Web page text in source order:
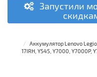
Запустили
Аккумулятор Lenovo
17IRH, Y545, Y7000, Y7000P,